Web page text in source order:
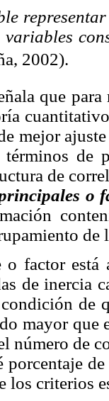
2002).
que
mejor
términos
de
o
de
o factor
de inercia
de
mayor que
número de
porcentaje
los criterios